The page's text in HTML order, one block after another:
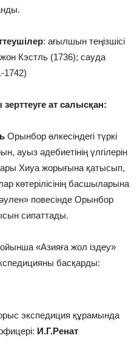
: ағылшын теңізшісі
Кэстль (1736); сауда
1742)
ат салысқан:
Орынбор өлкесіндегі түркі
ауыз әдебиетінің үлгілерін
Хиуа жорығына қатысып,
көтерілісінің басшыларына
повесінде Орынбор
сипаттады.
«Азияға жол іздеу»
басқарды:
экспедиция құрамында
И.Г.Ренат